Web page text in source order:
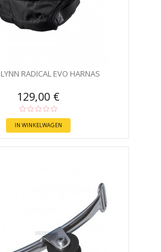
RADICAL EVO HARNAS
129,00 €
IN WINKELWAGEN